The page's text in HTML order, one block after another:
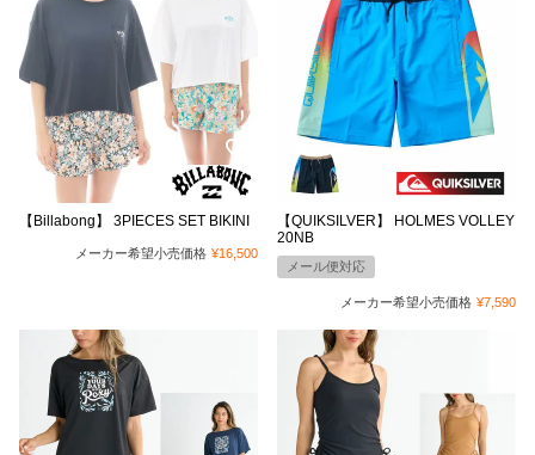
【Billabong】 3PIECES SET BIKINI
メーカー希望小売価格 ¥16,500
【QUIKSILVER】 HOLMES VOLLEY
20NB
メール便対応
メーカー希望小売価格 ¥7,590